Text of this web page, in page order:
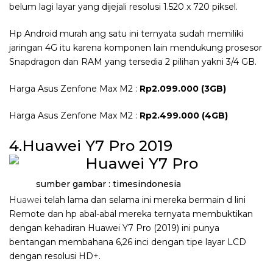
belum lagi layar yang dijejali resolusi 1.520 x 720 piksel.
Hp Android murah ang satu ini ternyata sudah memiliki
jaringan 4G itu karena komponen lain mendukung prosesor
Snapdragon dan RAM yang tersedia 2 pilihan yakni 3/4 GB.
Harga Asus Zenfone Max M2 : Rp2.099.000 (3GB)
Harga Asus Zenfone Max M2 : Rp2.499.000 (4GB)
4.Huawei Y7 Pro 2019
sumber gambar : timesindonesia
Huawei telah lama dan selama ini mereka bermain d lini
Remote dan hp abal-abal mereka ternyata membuktikan
dengan kehadiran Huawei Y7 Pro (2019) ini punya
bentangan membahana 6,26 inci dengan tipe layar LCD
dengan resolusi HD+.